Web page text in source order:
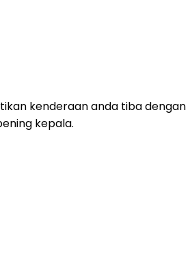
kenderaan anda tiba dengan
kepala.